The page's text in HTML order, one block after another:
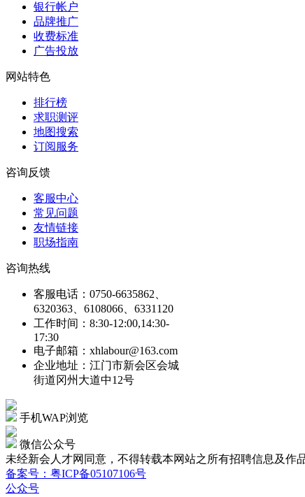
银行帐户
品牌推广
收费标准
广告投放
网站特色
排行榜
求职测评
地图搜索
订阅服务
咨询反馈
客服中心
常见问题
友情链接
职场指南
咨询热线
客服电话：0750-6635862、
6320363、6108066、6331120
工作时间：8:30-12:00,14:30-
17:30
电子邮箱：xhlabour@163.com
企业地址：江门市新会区会城
街道冈州大道中12号
手机WAP浏览
微信公众号
未经新会人才网同意，不得转载本网站之所有招聘信息及作
备案号：粤ICP备05107106号
公众号